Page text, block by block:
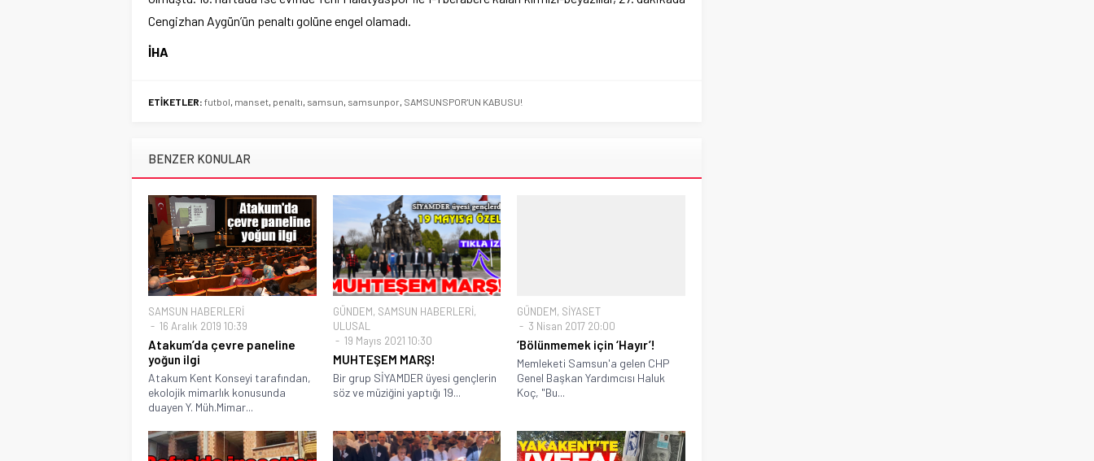
Cengizhan Aygün’ün penaltı golüne engel olamadı.
İHA
ETİKETLER: futbol manset penaltı samsun samsunpor SAMSUNSPOR'UN KABUSU!
BENZER KONULAR
SAMSUN HABERLERİ
16 Aralık 2019 10:39
Atakum’da çevre paneline
yoğun ilgi
Atakum Kent Konseyi tarafından,
ekolojik mimarlık konusunda
duayen Y. Müh.Mimar...
GÜNDEM, SAMSUN HABERLERİ,
ULUSAL
19 Mayıs 2021 10:30
MUHTEŞEM MARŞ!
Bir grup SİYAMDER üyesi gençlerin
söz ve müziğini yaptığı 19...
GÜNDEM, SİYASET
3 Nisan 2017 20:00
‘Bölünmemek için ‘Hayır’!
Memleketi Samsun'a gelen CHP
Genel Başkan Yardımcısı Haluk
Koç, "Bu...